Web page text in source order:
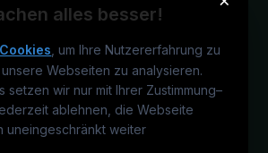
alles besser!
Cookies , um Ihre Nutzererfahrung zu
Webseiten zu analysieren.
setzen wir nur mit Ihrer Zustimmung–
ablehnen, die Webseite
uneingeschränkt weiter